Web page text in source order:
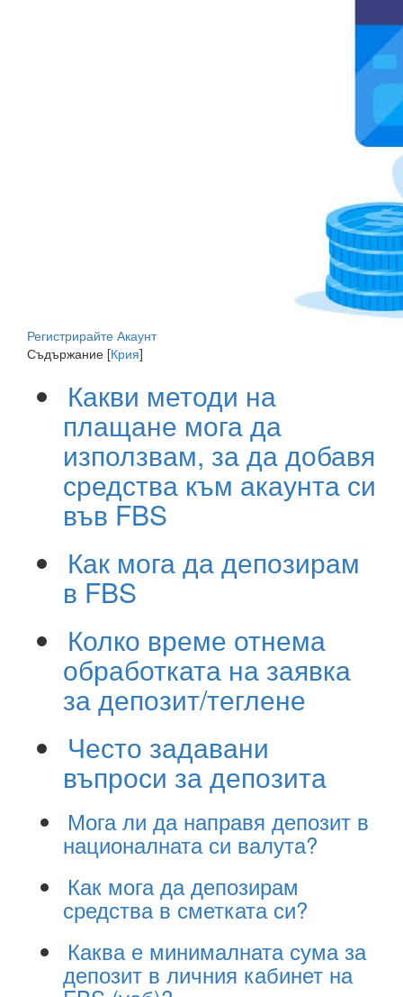
Регистрирайте Акаунт
Съдържание [Крия]
Какви методи на
плащане мога да
използвам, за да добавя
средства към акаунта си
във FBS
Как мога да депозирам
в FBS
Колко време отнема
обработката на заявка
за депозит/теглене
Често задавани
въпроси за депозита
Мога ли да направя депозит в
националната си валута?
Как мога да депозирам
средства в сметката си?
Каква е минималната сума за
депозит в личния кабинет на